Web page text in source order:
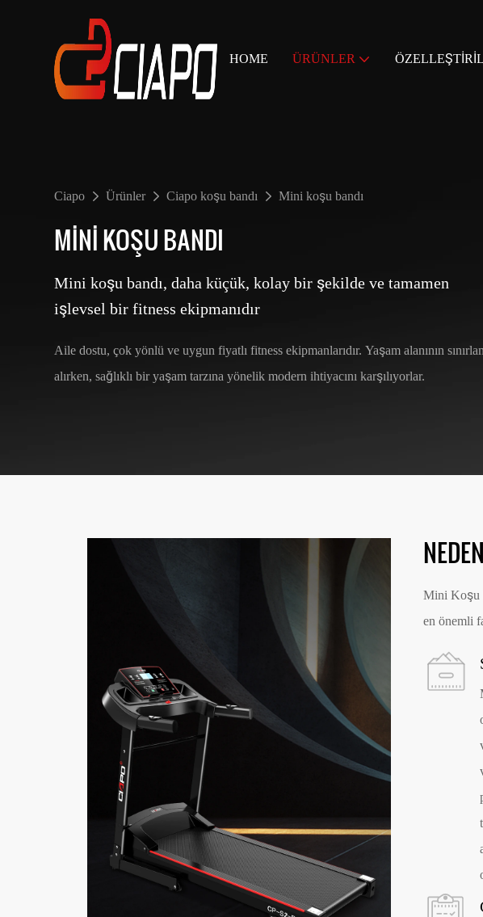
HOME ÜRÜNLER
Ciapo Ürünler Ciapo koşu bandı Mini koşu bandı
MINI KOŞU BANDI
Mini koşu bandı, daha küçük, kolay bir şekilde ve tamamen
işlevsel bir fitness ekipmanıdır
Aile dostu, çok yönlü ve uygun fiyatlı fitness ekipmanlarıdır. Yaşam alanının
alırken, sağlıklı bir yaşam tarzına yönelik modern ihtiyacını karşılıyorlar.
Mini Koşu
en önemli